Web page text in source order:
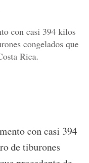
con casi 394 kilos
congelados que
Rica.
con casi 394
de tiburones